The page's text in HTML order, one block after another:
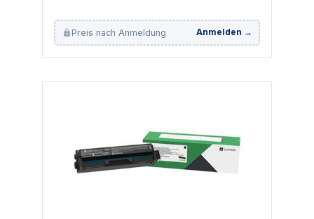
Preis nach Anmeldung Anmelden →